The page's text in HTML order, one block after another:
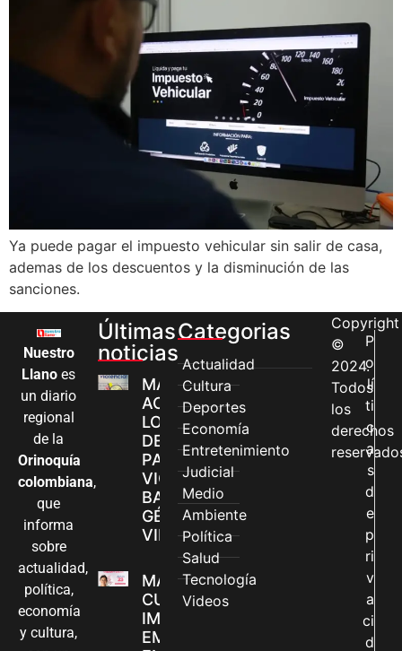
Ya puede pagar el impuesto vehicular sin salir de casa,
ademas de los descuentos y la disminución de las
sanciones.
Nuestro
Llano es
un diario
regional
de la
Orinoquía
colombiana,
que
informa
sobre
actualidad,
política,
economía
y cultura,
Últimas
noticias
MÁS MUJERES
ACCEDEN A
LOS CANALES
DE ATENCIÓN
PARA
VIOLENCIAS
BASADAS EN
GÉNERO EN
VILLAVICENCIO
MADRES
CUIDADORAS
IMPULSAN SUS
EMPRENDIMIENTOS
Categorias
Actualidad
Cultura
Deportes
Economía
Entretenimiento
Judicial
Medio
Ambiente
Política
Salud
Tecnología
Videos
Copyright
©
2024.
Todos
los
derechos
P
o
lí
ti
c
a
s
d
e
p
ri
v
a
ci
d